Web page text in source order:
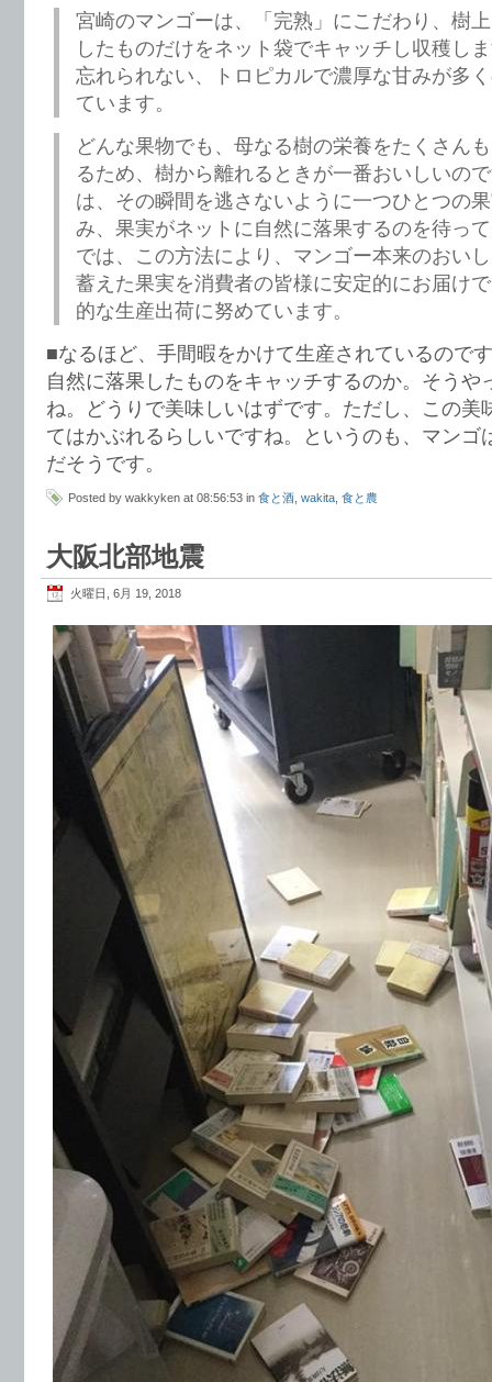
宮崎のマンゴーは、「完熟」にこだわり、樹
したものだけをネット袋でキャッチし収穫し
忘れられない、トロピカルで濃厚な甘みが多
ています。
どんな果物でも、母なる樹の栄養をたくさん
るため、樹から離れるときが一番おいしいの
は、その瞬間を逃さないように一つひとつの
み、果実がネットに自然に落果するのを待っ
では、この方法により、マンゴー本来のおい
蓄えた果実を消費者の皆様に安定的にお届け
的な生産出荷に努めています。
■なるほど、手間暇をかけて生産されているので
自然に落果したものをキャッチするのか。そうや
ね。どうりで美味しいはずです。ただし、この美
てはかぶれるらしいですね。というのも、マンゴ
だそうです。
Posted by wakkyken at 08:56:53 in 食と酒 wakita 食と農
大阪北部地震
火曜日, 6月 19, 2018